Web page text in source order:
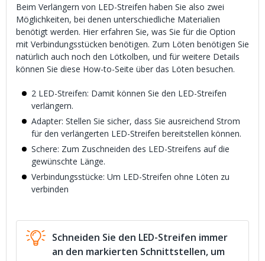
Beim Verlängern von LED-Streifen haben Sie also zwei
Möglichkeiten, bei denen unterschiedliche Materialien
benötigt werden. Hier erfahren Sie, was Sie für die Option
mit Verbindungsstücken benötigen. Zum Löten benötigen Sie
natürlich auch noch den Lötkolben, und für weitere Details
können Sie diese How-to-Seite über das Löten besuchen.
2 LED-Streifen: Damit können Sie den LED-Streifen
verlängern.
Adapter: Stellen Sie sicher, dass Sie ausreichend Strom
für den verlängerten LED-Streifen bereitstellen können.
Schere: Zum Zuschneiden des LED-Streifens auf die
gewünschte Länge.
Verbindungsstücke: Um LED-Streifen ohne Löten zu
verbinden
Schneiden Sie den LED-Streifen immer
an den markierten Schnittstellen, um